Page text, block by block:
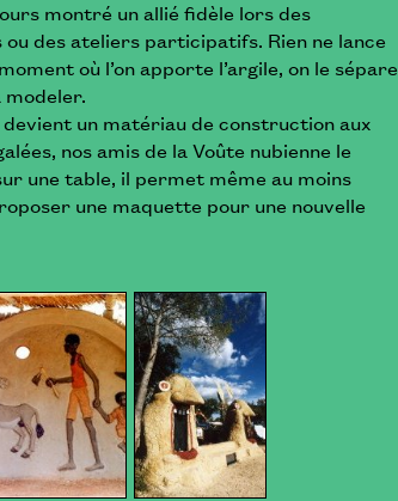
montré un allié fidèle lors des
des ateliers participatifs. Rien ne lance
où l’on apporte l’argile, on le sépare
modeler.
un matériau de construction aux
nos amis de la Voûte nubienne le
une table, il permet même au moins
une maquette pour une nouvelle